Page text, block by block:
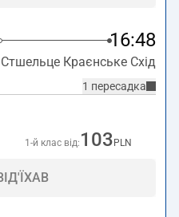
16:48
Стшельце Краєнське Схід
1 пересадка
1-й клас від: 103 PLN